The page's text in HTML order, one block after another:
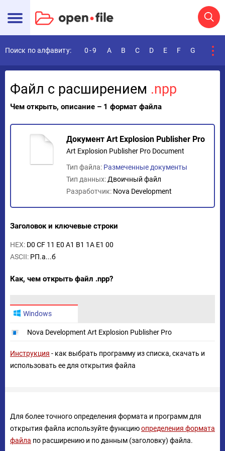
Поиск по алфавиту: 0-9 A B C D E F G
Файл с расширением .npp
Чем открыть, описание – 1 формат файла
Документ Art Explosion Publisher Pro
Art Explosion Publisher Pro Document
Тип файла: Размеченные документы
Тип данных: Двоичный файл
Разработчик: Nova Development
Заголовок и ключевые строки
HEX: D0 CF 11 E0 A1 B1 1A E1 00
ASCII: РП.а...б
Как, чем открыть файл .npp?
Windows
Nova Development Art Explosion Publisher Pro
Инструкция - как выбрать программу из списка, скачать и
использовать ее для открытия файла
Для более точного определения формата и программ для
открытия файла используйте функциюопределения формата
файла по расширению и по данным (заголовку) файла.